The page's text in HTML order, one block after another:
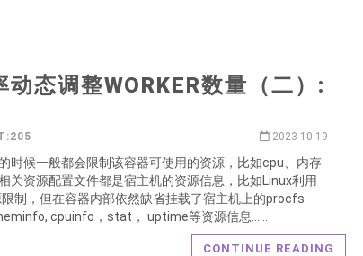
动态调整WORKER数量（二）:
2023-10-19
时候一般都会限制该容器可使用的资源，比如cpu、内存
关资源配置文件都是宿主机的资源信息，比如Linux利用
制，但在容器内部依然缺省挂载了宿主机上的procfs
cpuinfo，stat， uptime等资源信息……
CONTINUE READING